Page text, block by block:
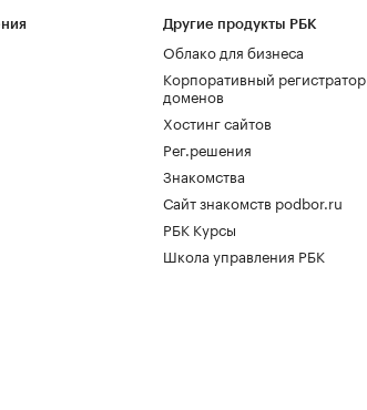
Другие продукты РБК
Облако для бизнеса
Корпоративный регистратор
доменов
Хостинг сайтов
Рег.решения
Знакомства
Сайт знакомств podbor.ru
РБК Курсы
Школа управления РБК